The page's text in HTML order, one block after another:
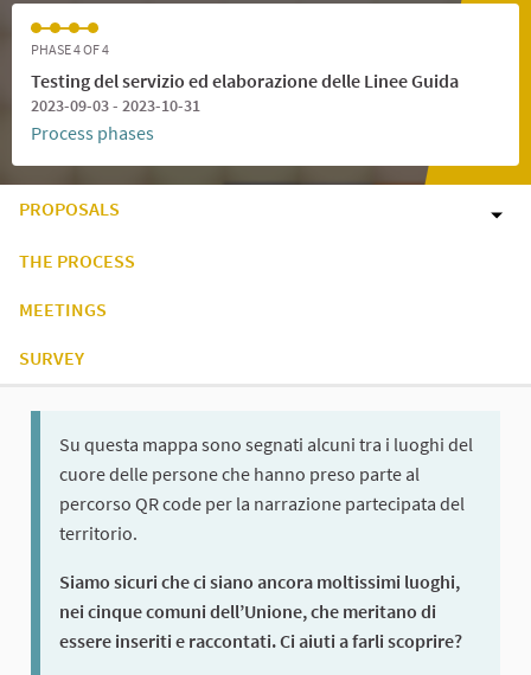
PHASE 4 OF 4
Testing del servizio ed elaborazione delle Linee Guida
2023-09-03 - 2023-10-31
Process phases
PROPOSALS
THE PROCESS
MEETINGS
SURVEY
Su questa mappa sono segnati alcuni tra i luoghi del
cuore delle persone che hanno preso parte al
percorso QR code per la narrazione partecipata del
territorio.
Siamo sicuri che ci siano ancora moltissimi luoghi,
nei cinque comuni dell’Unione, che meritano di
essere inseriti e raccontati. Ci aiuti a farli scoprire?